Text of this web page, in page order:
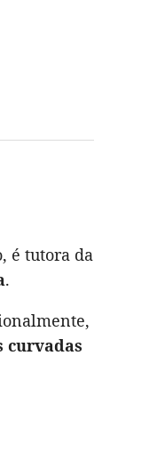
é tutora da
.
curvadas